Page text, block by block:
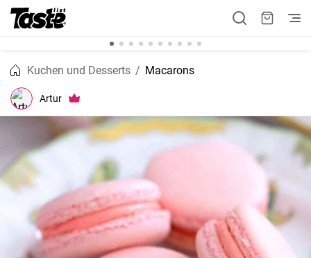
Kuchen und Desserts Macarons
Artur